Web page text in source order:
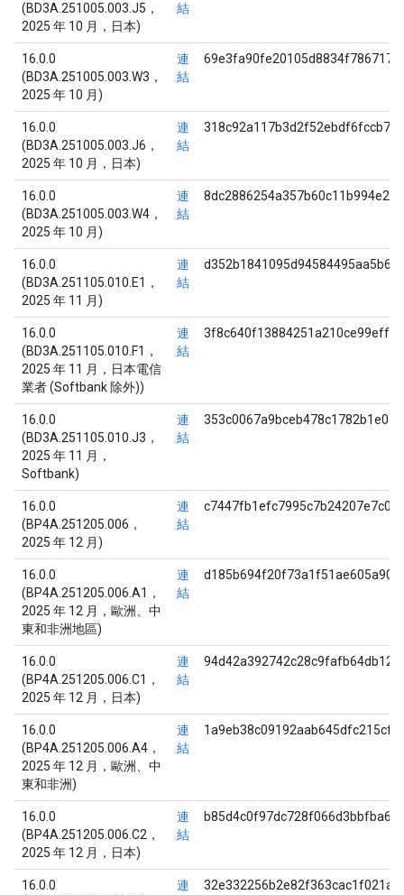
(BD3A.251005.003.J5，
2025 年 10 月，日本)
結
16.0.0
(BD3A.251005.003.W3，
2025 年 10 月)
連
結
16.0.0
(BD3A.251005.003.J6，
2025 年 10 月，日本)
連
結
16.0.0
(BD3A.251005.003.W4，
2025 年 10 月)
連
結
16.0.0
(BD3A.251105.010.E1，
2025 年 11 月)
連
結
16.0.0
(BD3A.251105.010.F1，
2025 年 11 月，日本電信
業者 (Softbank 除外))
連
結
16.0.0
(BD3A.251105.010.J3，
2025 年 11 月，
Softbank)
連
結
16.0.0
(BP4A.251205.006，
2025 年 12 月)
連
結
16.0.0
(BP4A.251205.006.A1，
2025 年 12 月，歐洲、中
東和非洲地區)
連
結
16.0.0
(BP4A.251205.006.C1，
2025 年 12 月，日本)
連
結
16.0.0
(BP4A.251205.006.A4，
2025 年 12 月，歐洲、中
東和非洲)
連
結
16.0.0
(BP4A.251205.006.C2，
2025 年 12 月，日本)
連
結
16.0.0
連